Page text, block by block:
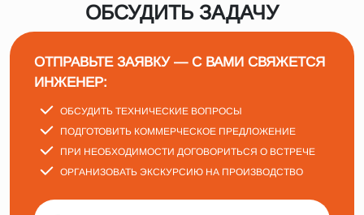
ОБСУДИТЬ ЗАДАЧУ
ОТПРАВЬТЕ ЗАЯВКУ — С ВАМИ СВЯЖЕТСЯ
ИНЖЕНЕР:
ОБСУДИТЬ ТЕХНИЧЕСКИЕ ВОПРОСЫ
ПОДГОТОВИТЬ КОММЕРЧЕСКОЕ ПРЕДЛОЖЕНИЕ
ПРИ НЕОБХОДИМОСТИ ДОГОВОРИТЬСЯ О ВСТРЕЧЕ
ОРГАНИЗОВАТЬ ЭКСКУРСИЮ НА ПРОИЗВОДСТВО